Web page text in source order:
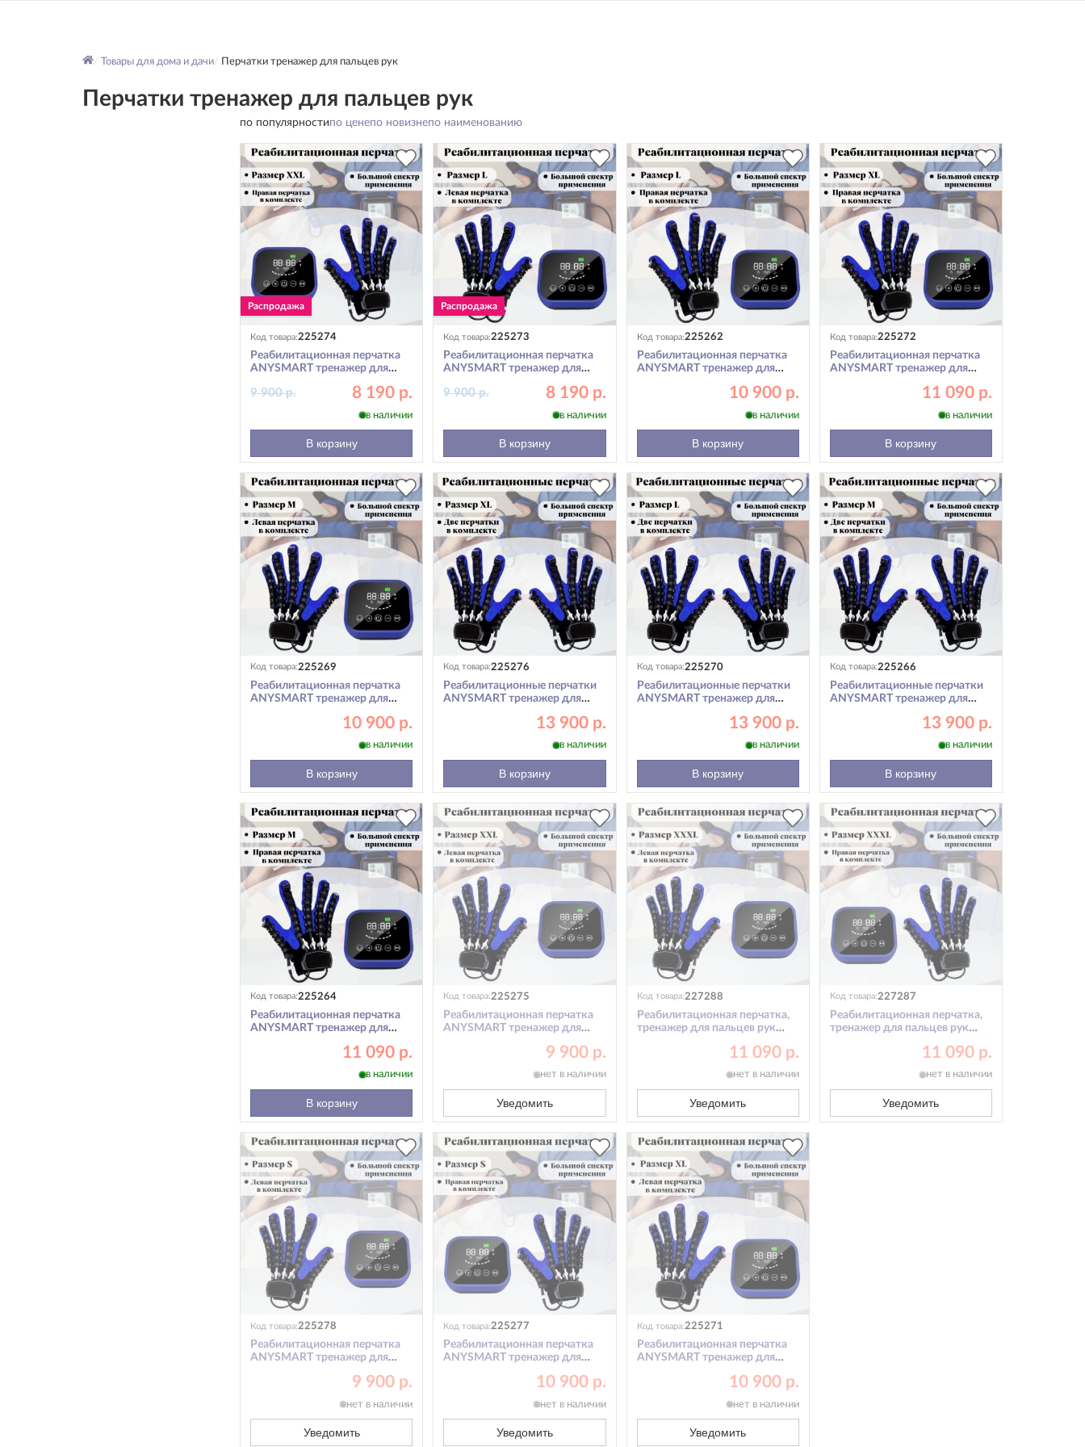
Товары для дома и дачи Перчатки тренажер для пальцев рук
Перчатки тренажер для пальцев рук
по популярностипо ценепо новизнепо наименованию
Код товара:225274
Реабилитационная перчатка
ANYSMART тренажер для
8 190 р.
9 900 р.
в наличии
В корзину
Код товара:225273
Реабилитационная перчатка
ANYSMART тренажер для
8 190 р.
9 900 р.
в наличии
В корзину
Код товара:225262
Реабилитационная перчатка
ANYSMART тренажер для
10 900 р.
в наличии
В корзину
Код товара:225272
Реабилитационная перчатка
ANYSMART тренажер для
11 090 р.
в наличии
В корзину
Код товара:225269
Реабилитационная перчатка
ANYSMART тренажер для
10 900 р.
в наличии
В корзину
Код товара:225276
Реабилитационные перчатки
ANYSMART тренажер для
13 900 р.
в наличии
В корзину
Код товара:225270
Реабилитационные перчатки
ANYSMART тренажер для
13 900 р.
в наличии
В корзину
Код товара:225266
Реабилитационные перчатки
ANYSMART тренажер для
13 900 р.
в наличии
В корзину
Код товара:225264
Реабилитационная перчатка
ANYSMART тренажер для
11 090 р.
в наличии
В корзину
Код товара:225275
Реабилитационная перчатка
ANYSMART тренажер для
9 900 р.
нет в наличии
Уведомить
Код товара:227288
Реабилитационная перчатка,
тренажер для пальцев рук
11 090 р.
нет в наличии
Уведомить
Код товара:227287
Реабилитационная перчатка,
тренажер для пальцев рук
11 090 р.
нет в наличии
Уведомить
Код товара:225278
Реабилитационная перчатка
ANYSMART тренажер для
9 900 р.
нет в наличии
Уведомить
Код товара:225277
Реабилитационная перчатка
ANYSMART тренажер для
10 900 р.
нет в наличии
Уведомить
Код товара:225271
Реабилитационная перчатка
ANYSMART тренажер для
10 900 р.
нет в наличии
Уведомить